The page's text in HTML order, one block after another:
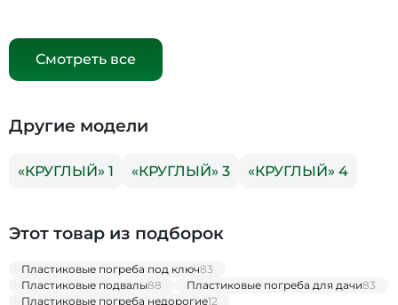
Смотреть все
Другие модели
«КРУГЛЫЙ» 1 «КРУГЛЫЙ» 3 «КРУГЛЫЙ» 4
Этот товар из подборок
Пластиковые погреба под ключ83
Пластиковые подвалы88 Пластиковые погреба для дачи83
Пластиковые погреба недорогие12